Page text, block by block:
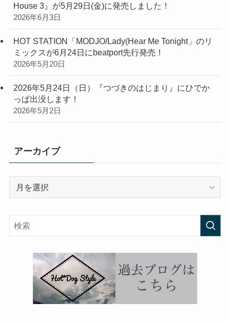
House 3』が5月29日(金)に発売しました！
2026年6月3日
HOT STATION「MODJO/Lady(Hear Me Tonight」のリ
ミックスが6月24日にbeatport先行発売！
2026年5月20日
2026年5月24日（日）『つづきのはじまり』にひでか
っぱ出没します！
2026年5月2日
アーカイブ
イ